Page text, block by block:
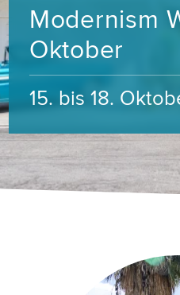
Modernism
Oktober
15. bis 18.